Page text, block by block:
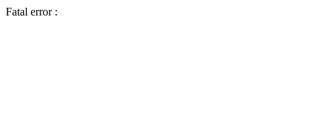
Fatal error :